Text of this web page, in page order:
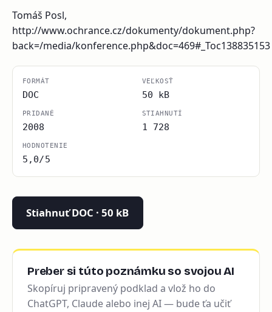
Tomáš Posl,
http://www.ochrance.cz/dokumenty/dokument.php?
back=/media/konference.php&doc=469#_Toc138835153
FORMÁT
DOC
VEĽKOSŤ
50 kB
PRIDANÉ
2008
STIAHNUTÍ
1 728
HODNOTENIE
5,0/5
Stiahnuť DOC · 50 kB
Preber si túto poznámku so svojou AI
Skopíruj pripravený podklad a vlož ho do
ChatGPT, Claude alebo inej AI — bude ťa učiť